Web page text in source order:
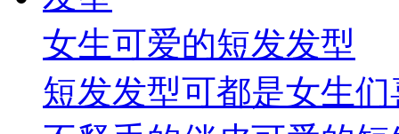
女生可爱的短发发型
短发发型可都是女生